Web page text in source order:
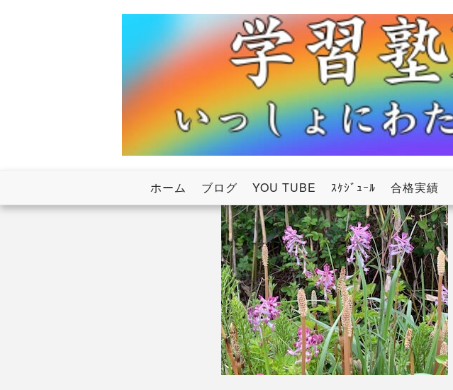
学習塾RainBow
ホーム ブログ YOU TUBE ｽｹｼﾞｭｰﾙ 合格実績